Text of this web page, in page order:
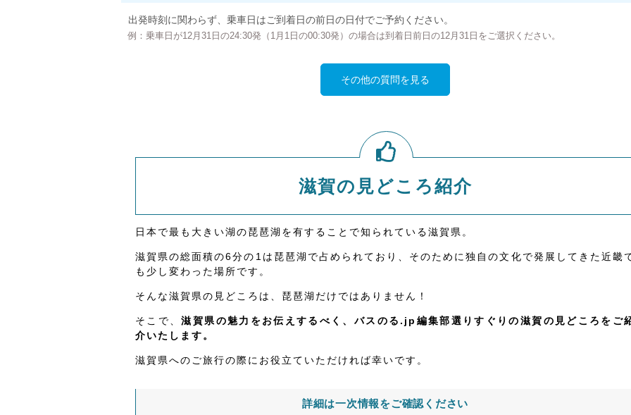
出発時刻に関わらず、乗車日はご到着日の前日の日付でご予約ください。
例：乗車日が12月31日の24:30発（1月1日の00:30発）の場合は到着日前日の12月31日をご選択ください。
その他の質問を見る
滋賀の見どころ紹介
日本で最も大きい湖の琵琶湖を有することで知られている滋賀県。
滋賀県の総面積の6分の1は琵琶湖で占められており、そのために独自の文化で発展してきた近畿
も少し変わった場所です。
そんな滋賀県の見どころは、琵琶湖だけではありません！
そこで、滋賀県の魅力をお伝えするべく、バスのる.jp編集部選りすぐりの滋賀の見どころをご
介いたします。
滋賀県へのご旅行の際にお役立ていただければ幸いです。
詳細は一次情報をご確認ください